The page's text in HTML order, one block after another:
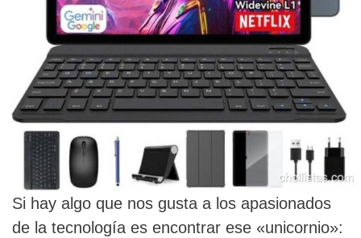
Si hay algo que nos gusta a los apasionados
de la tecnología es encontrar ese «unicornio»: